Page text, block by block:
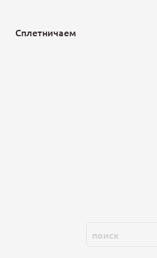
Сплетничаем